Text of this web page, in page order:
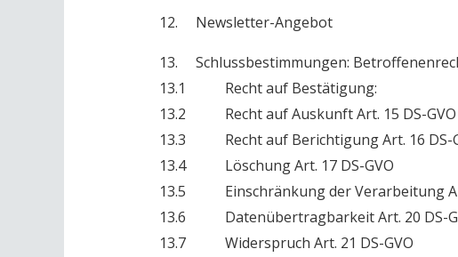
12. Newsletter-Angebot
13. Schlussbestimmungen:
13.1 Recht auf Bestätigung:
13.2 Recht auf Auskunft Art. 15 DS-GVO
13.3 Recht auf Berichtigung Art. 16 DS-
13.4 Löschung Art. 17 DS-GVO
13.5 Einschränkung der Verarbeitung
13.6 Datenübertragbarkeit Art. 20 DS-
13.7 Widerspruch Art. 21 DS-GVO